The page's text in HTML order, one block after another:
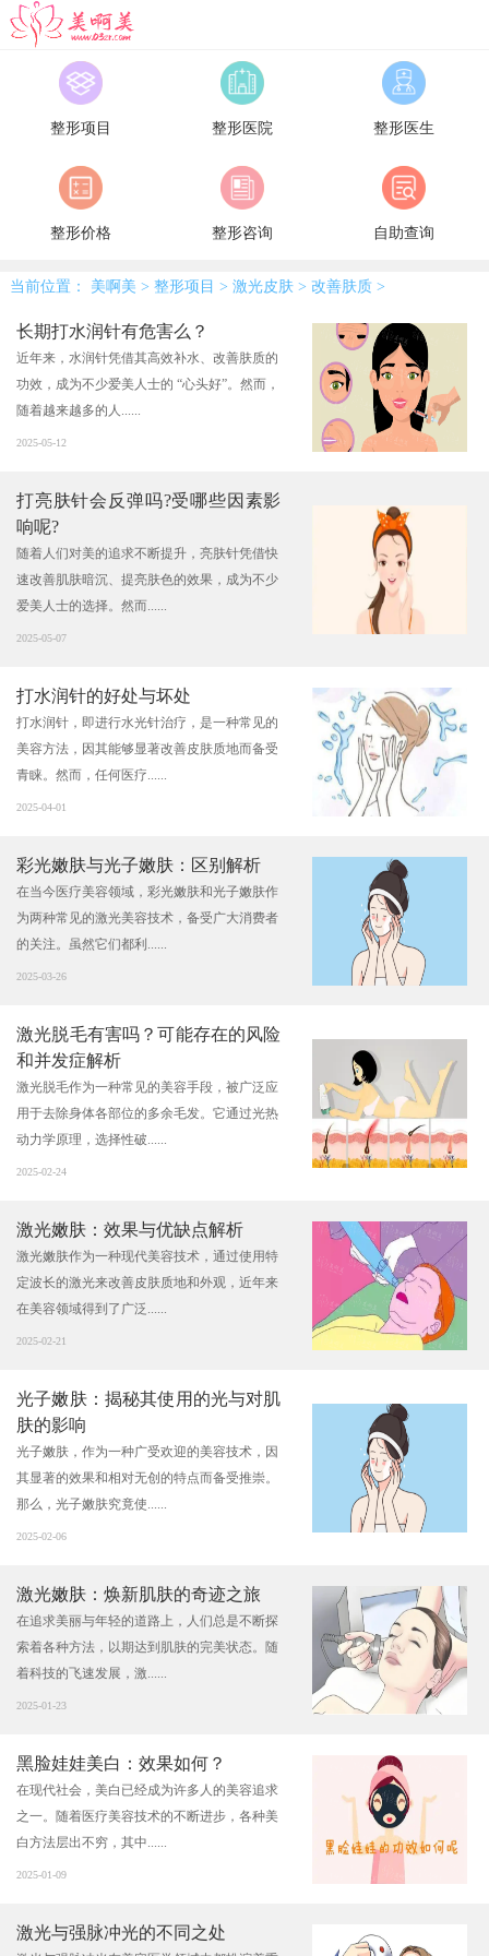
美啊美
整形项目 整形医院 整形医生
整形价格 整形咨询 自助查询
当前位置： 美啊美 > 整形项目 > 激光皮肤> 改善肤质>
长期打水润针有危害么？
近年来，水润针凭借其高效补水、改善肤质的
功效，成为不少爱美人士的 “心头好”。然而，
随着越来越多的人......
2025-05-12
打亮肤针会反弹吗?受哪些因素影
响呢?
随着人们对美的追求不断提升，亮肤针凭借快
速改善肌肤暗沉、提亮肤色的效果，成为不少
爱美人士的选择。然而......
2025-05-07
打水润针的好处与坏处
打水润针，即进行水光针治疗，是一种常见的
美容方法，因其能够显著改善皮肤质地而备受
青睐。然而，任何医疗......
2025-04-01
彩光嫩肤与光子嫩肤：区别解析
在当今医疗美容领域，彩光嫩肤和光子嫩肤作
为两种常见的激光美容技术，备受广大消费者
的关注。虽然它们都利......
2025-03-26
激光脱毛有害吗？可能存在的风险
和并发症解析
激光脱毛作为一种常见的美容手段，被广泛应
用于去除身体各部位的多余毛发。它通过光热
动力学原理，选择性破......
2025-02-24
激光嫩肤：效果与优缺点解析
激光嫩肤作为一种现代美容技术，通过使用特
定波长的激光来改善皮肤质地和外观，近年来
在美容领域得到了广泛......
2025-02-21
光子嫩肤：揭秘其使用的光与对肌
肤的影响
光子嫩肤，作为一种广受欢迎的美容技术，因
其显著的效果和相对无创的特点而备受推崇。
那么，光子嫩肤究竟使......
2025-02-06
激光嫩肤：焕新肌肤的奇迹之旅
在追求美丽与年轻的道路上，人们总是不断探
索着各种方法，以期达到肌肤的完美状态。随
着科技的飞速发展，激......
2025-01-23
黑脸娃娃美白：效果如何？
在现代社会，美白已经成为许多人的美容追求
之一。随着医疗美容技术的不断进步，各种美
白方法层出不穷，其中......
2025-01-09
激光与强脉冲光的不同之处